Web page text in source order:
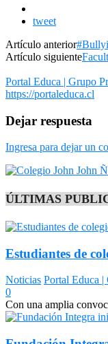
tweet
Artículo anterior
Artículo siguiente
Portal Educa | Grupo
https://portaleduca.cl
Dejar respuesta
Ingresa para dejar un
ÚLTIMAS
Estudiantes de
Noticias Portal Educa
0
Con una amplia